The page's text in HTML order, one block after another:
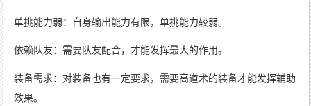
单挑能力弱：自身输出能力有限，单挑能力较弱。
依赖队友：需要队友配合，才能发挥最大的作用。
装备需求：对装备也有一定要求，需要高道术的装备才能发挥辅助
效果。